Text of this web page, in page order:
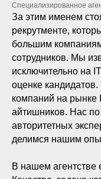
Специализированное
За этим именем
рекрутменте,
большим
сотрудников. Мы
исключительно на
оценке
компаний на рынке
айтишников. Нас
авторитетных
делимся нашим
В нашем агентстве